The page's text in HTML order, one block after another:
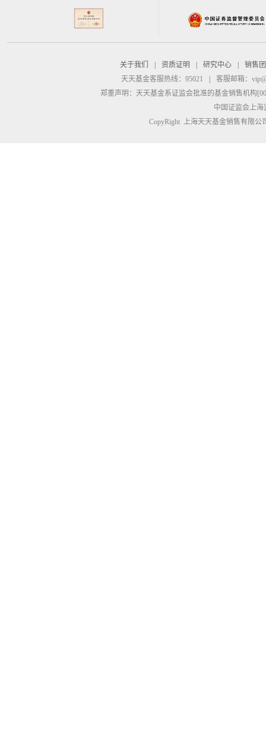
关于我们 资质证明 研究中心
销售
天天基金客服热线：95021
客服邮箱：
郑重声明： 天天基金系证监会批准的基金销售机构
中国证监会上
CopyRight 上海天天基金销售有限